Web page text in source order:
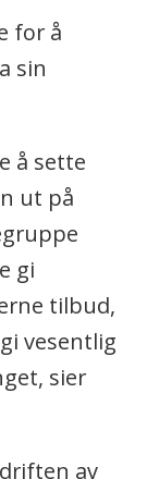
for å
sin
å sette
ut på
gi
tilbud,
vesentlig
sier
av